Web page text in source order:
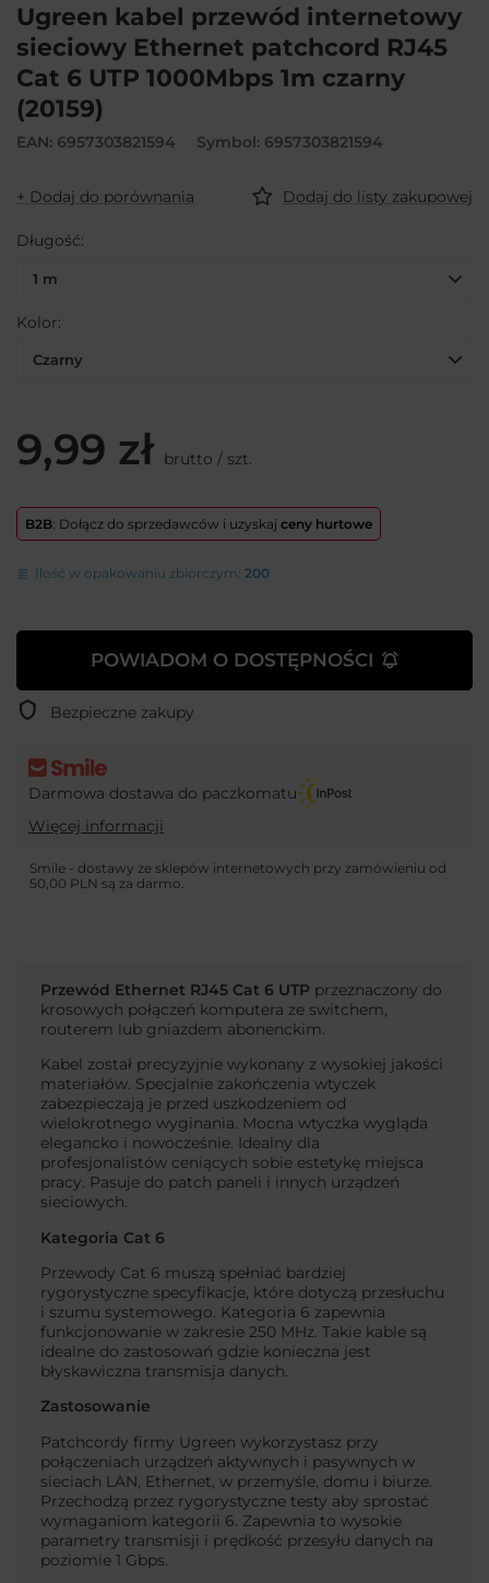
Ugreen kabel przewód internetowy
sieciowy Ethernet patchcord RJ45
Cat 6 UTP 1000Mbps 1m czarny
(20159)
EAN: 6957303821594 Symbol: 6957303821594
+ Dodaj do porównania Dodaj do listy zakupowej
Długość
1 m
Kolor
Czarny
9,99 zł brutto / szt.
B2B: Dołącz do sprzedawców i uzyskaj ceny hurtowe
Ilość w opakowaniu zbiorczym:200
POWIADOM O DOSTĘPNOŚCI
Bezpieczne zakupy
Darmowa dostawa do paczkomatu
Więcej informacji
Smile - dostawy ze sklepów internetowych przy zamówieniu od
50,00 PLN są za darmo.
Przewód Ethernet RJ45 Cat 6 UTP przeznaczony do
krosowych połączeń komputera ze switchem,
routerem lub gniazdem abonenckim.
Kabel został precyzyjnie wykonany z wysokiej jakości
materiałów. Specjalnie zakończenia wtyczek
zabezpieczają je przed uszkodzeniem od
wielokrotnego wyginania. Mocna wtyczka wygląda
elegancko i nowocześnie. Idealny dla
profesjonalistów ceniących sobie estetykę miejsca
pracy. Pasuje do patch paneli i innych urządzeń
sieciowych.
Kategoria Cat 6
Przewody Cat 6 muszą spełniać bardziej
rygorystyczne specyfikacje, które dotyczą przesłuchu
i szumu systemowego. Kategoria 6 zapewnia
funkcjonowanie w zakresie 250 MHz. Takie kable są
idealne do zastosowań gdzie konieczna jest
błyskawiczna transmisja danych.
Zastosowanie
Patchcordy firmy Ugreen wykorzystasz przy
połączeniach urządzeń aktywnych i pasywnych w
sieciach LAN, Ethernet, w przemyśle, domu i biurze.
Przechodzą przez rygorystyczne testy aby sprostać
wymaganiom kategorii 6. Zapewnia to wysokie
parametry transmisji i prędkość przesyłu danych na
poziomie 1 Gbps.